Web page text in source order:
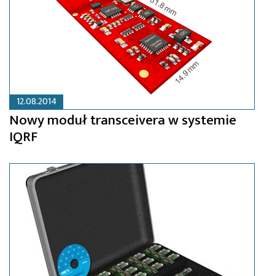
12.08.2014
Nowy moduł transceivera w systemie
IQRF